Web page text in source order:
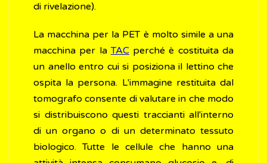
di rivelazione).
La macchina per la PET è molto simile a una
macchina per laTACperché è costituita da
un anello entro cui si posiziona il lettino che
ospita la persona. L'immagine restituita dal
tomografo consente di valutare in che modo
si distribuiscono questi traccianti all'interno
di un organo o di un determinato tessuto
biologico. Tutte le cellule che hanno una